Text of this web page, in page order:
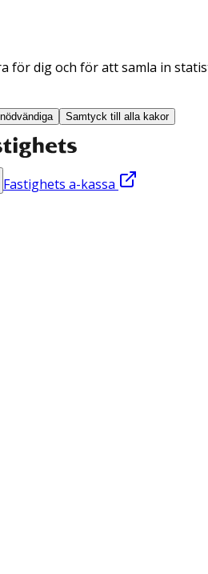
för dig och för att samla in
Samtyck till alla kakor
Fastighets a-kassa